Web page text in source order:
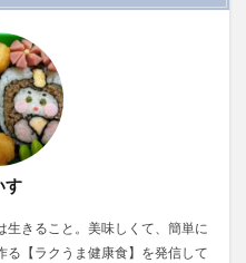
す
きること。美味しくて、簡単に
【ラクうま健康食】を発信して